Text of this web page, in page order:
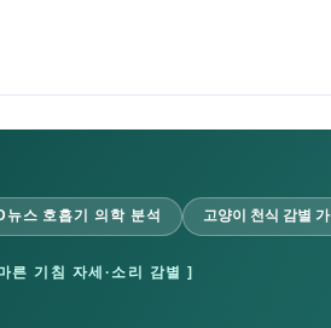
뉴스 호흡기 의학 분석 고양이 천식 감별
른 기침 자세·소리 감별 ]